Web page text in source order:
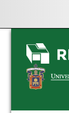
Skip
navigation